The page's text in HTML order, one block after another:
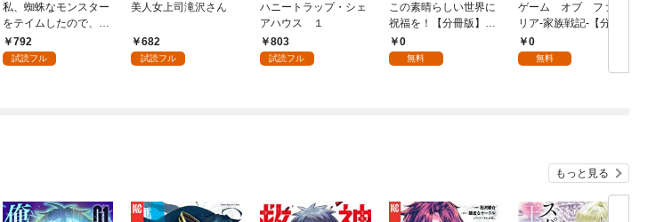
私、蜘蛛なモンスター
をテイムしたので、ス
パイダーシルクで裁縫
を頑張ります！ 1
792
試読フル
美人女上司滝沢さん
682
試読フル
ハニートラップ・シェ
アハウス １
803
試読フル
この素晴らしい世界に
祝福を！【分冊版】
1 0
無料
ゲーム オブ ファミ
リア-家族戦記-【分冊
版】 1
0
無料
もっと見る